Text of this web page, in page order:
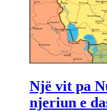
Një vit pa
njeriun e